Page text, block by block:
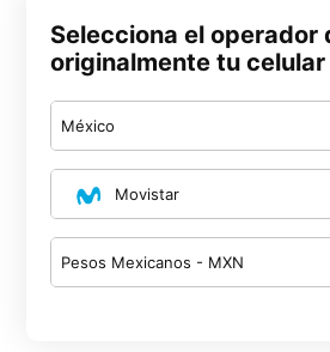
Selecciona el operador
originalmente tu celular
México
Movistar
Pesos Mexicanos - MXN